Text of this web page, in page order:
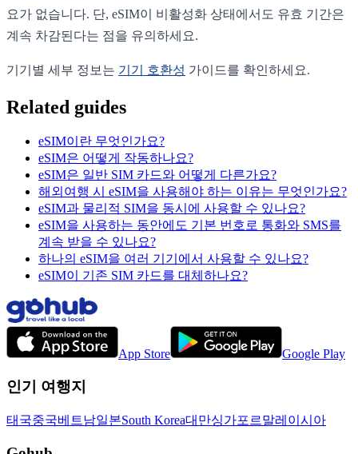
요가 없습니다. 단, eSIM이 비활성화 상태에서도 유효 기간은
계속 차감된다는 점을 유의하세요.
기기별 세부 정보는 기기 호환성 가이드를 확인하세요.
Related guides
eSIM이란 무엇인가요?
eSIM은 어떻게 작동하나요?
eSIM은 일반 SIM 카드와 어떻게 다른가요?
해외여행 시 eSIM을 사용해야 하는 이유는 무엇인가요?
eSIM과 물리적 SIM을 동시에 사용할 수 있나요?
eSIM을 사용하는 동안에도 기본 번호로 통화와 SMS를
계속 받을 수 있나요?
하나의 eSIM을 여러 기기에서 사용할 수 있나요?
eSIM이 기존 SIM 카드를 대체하나요?
App Store Google Play
인기 여행지
태국중국베트남일본South Korea대만싱가포르말레이시아